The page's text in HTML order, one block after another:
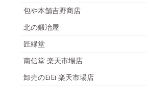
包や本舗吉野商店
北の鍛冶屋
匠縁堂
南信堂 楽天市場店
卸売のEiEi 楽天市場店